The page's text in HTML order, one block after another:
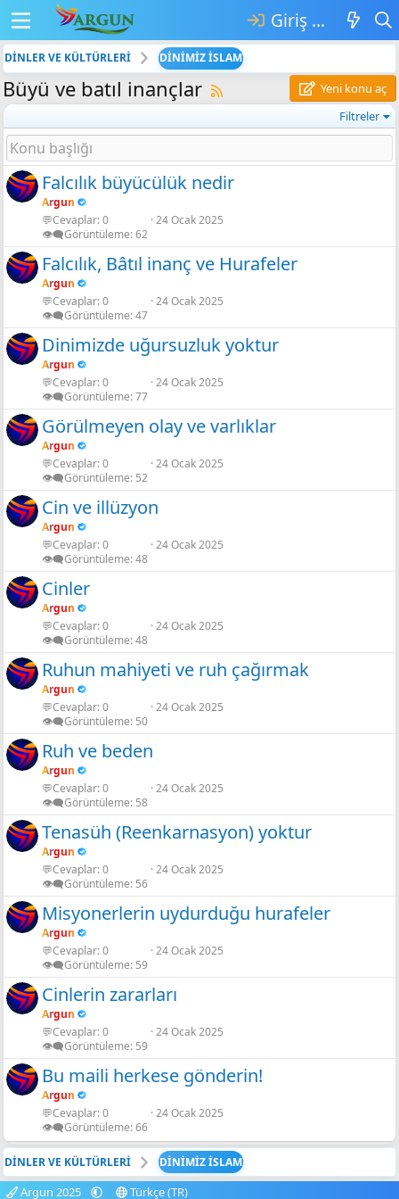
Giriş yap
DİNLER VE KÜLTÜRLERİ DİNİMİZ İSLAM
Büyü ve batıl inançlar
Yeni konu aç
Filtreler
Falcılık büyücülük nedir
Argun
💬Cevaplar 0
👁️‍🗨️Görüntüleme 62
24 Ocak 2025
Falcılık, Bâtıl inanç ve Hurafeler
Argun
💬Cevaplar 0
👁️‍🗨️Görüntüleme 47
24 Ocak 2025
Dinimizde uğursuzluk yoktur
Argun
💬Cevaplar 0
👁️‍🗨️Görüntüleme 77
24 Ocak 2025
Görülmeyen olay ve varlıklar
Argun
💬Cevaplar 0
👁️‍🗨️Görüntüleme 52
24 Ocak 2025
Cin ve illüzyon
Argun
💬Cevaplar 0
👁️‍🗨️Görüntüleme 48
24 Ocak 2025
Cinler
Argun
💬Cevaplar 0
👁️‍🗨️Görüntüleme 48
24 Ocak 2025
Ruhun mahiyeti ve ruh çağırmak
Argun
💬Cevaplar 0
👁️‍🗨️Görüntüleme 50
24 Ocak 2025
Ruh ve beden
Argun
💬Cevaplar 0
👁️‍🗨️Görüntüleme 58
24 Ocak 2025
Tenasüh (Reenkarnasyon) yoktur
Argun
💬Cevaplar 0
👁️‍🗨️Görüntüleme 56
24 Ocak 2025
Misyonerlerin uydurduğu hurafeler
Argun
💬Cevaplar 0
👁️‍🗨️Görüntüleme 59
24 Ocak 2025
Cinlerin zararları
Argun
💬Cevaplar 0
👁️‍🗨️Görüntüleme 59
24 Ocak 2025
Bu maili herkese gönderin!
Argun
💬Cevaplar 0
👁️‍🗨️Görüntüleme 66
24 Ocak 2025
DİNLER VE KÜLTÜRLERİ DİNİMİZ İSLAM
Argun 2025 Türkçe (TR)